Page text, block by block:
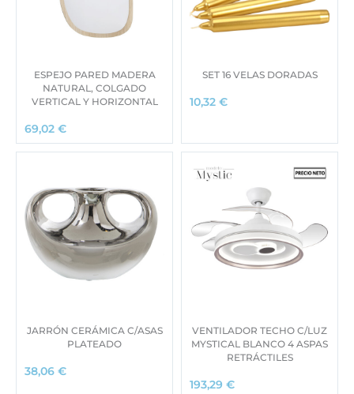
ESPEJO PARED MADERA
NATURAL, COLGADO
VERTICAL Y HORIZONTAL
69,02 €
SET 16 VELAS DORADAS
10,32 €
JARRÓN CERÁMICA C/ASAS
PLATEADO
38,06 €
VENTILADOR TECHO C/LUZ
MYSTICAL BLANCO 4 ASPAS
RETRÁCTILES
193,29 €